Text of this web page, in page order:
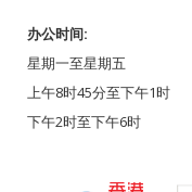
办公时间:
星期一至星期五
上午8时45分至下午1时
下午2时至下午6时